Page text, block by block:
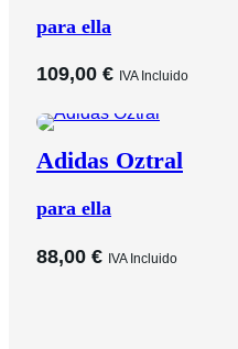
para ella
109,00 € IVA Incluido
Adidas Oztral
para ella
88,00 € IVA Incluido